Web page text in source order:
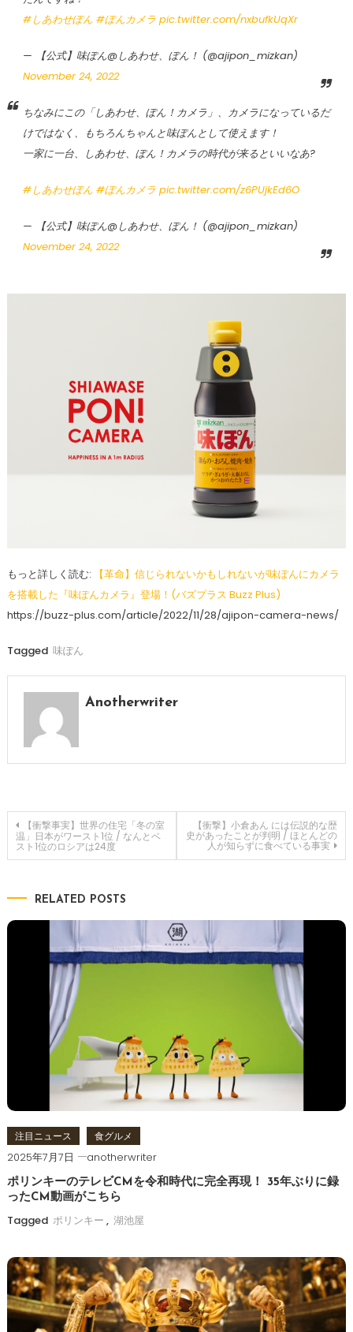
#しあわせぽん #ぽんカメラ pic.twitter.com/nxbufkUqXr
— 【公式】味ぽん@しあわせ、ぽん！ (@ajipon_mizkan)
November 24, 2022
ちなみにこの「しあわせ、ぽん！カメラ」、カメラになっているだ
けではなく、もちろんちゃんと味ぽんとして使えます！
一家に一台、しあわせ、ぽん！カメラの時代が来るといいなあ?
#しあわせぽん #ぽんカメラ pic.twitter.com/z6PUjkEd6O
— 【公式】味ぽん@しあわせ、ぽん！ (@ajipon_mizkan)
November 24, 2022
もっと詳しく読む:
【革命】信じられないかもしれないが味ぽんにカメラ
を搭載した『味ぽんカメラ』登場！(バズプラス Buzz Plus)
https://buzz-plus.com/article/2022/11/28/ajipon-camera-news/
Tagged 味ぽん
Anotherwriter
投
稿
ナ
ビ
ン
【衝撃事実】世界の住宅「冬の室
温」日本がワースト1位 / なんとベ
スト1位のロシアは24度
【衝撃】小倉あん には伝説的な歴
史があったことが判明 / ほとんどの
人が知らずに食べている事実
RELATED POSTS
注目ニュース 食グルメ
2025年7月7日 anotherwriter
ポリンキーのテレビCMを令和時代に完全再現！ 35年ぶりに録
ったCM動画がこちら
Tagged ポリンキー , 湖池屋